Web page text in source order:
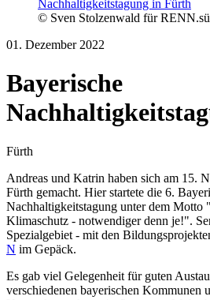
© Sven Stolzenwald für
01. Dezember 2022
Bayerische
Fürth
Andreas und Katrin haben sich am 15.
Fürth gemacht. Hier startete die 6.
Nachhaltigkeitstagung unter dem Motto
Klimaschutz - notwendiger denn je!".
Spezialgebiet - mit den
N im Gepäck.
Es gab viel Gelegenheit für guten
verschiedenen bayerischen Kommunen